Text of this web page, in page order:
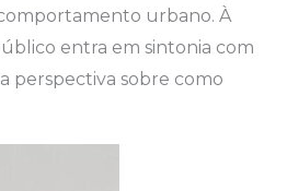
urbano. À
entra em sintonia com
perspectiva sobre como